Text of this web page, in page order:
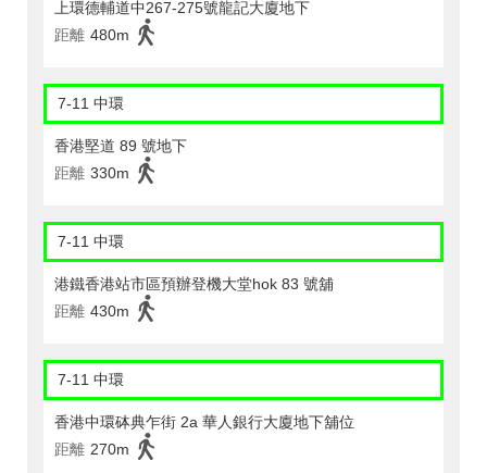
上環德輔道中267-275號龍記大廈地下
距離 480m
7-11 中環
香港堅道 89 號地下
距離 330m
7-11 中環
港鐵香港站市區預辦登機大堂hok 83 號舖
距離 430m
7-11 中環
香港中環砵典乍街 2a 華人銀行大廈地下舖位
距離 270m